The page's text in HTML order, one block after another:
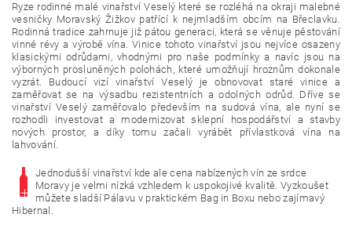
Ryze rodinné malé vinařství Veselý které se rozléhá na okraji malebné
vesničky Moravský Žižkov patřící k nejmladším obcím na Břeclavku.
Rodinná tradice zahrnuje již pátou generaci, která se věnuje pěstování
vinné révy a výrobě vína. Vinice tohoto vinařství jsou nejvíce osazeny
klasickými odrůdami, vhodnými pro naše podmínky a navíc jsou na
výborných prosluněných polohách, které umožňují hroznům dokonale
vyzrát. Budoucí vizí vinařství Veselý je obnovovat staré vinice a
zaměřovat se na výsadbu rezistentních a odolných odrůd. Dříve se
vinařství Veselý zaměřovalo především na sudová vína, ale nyní se
rozhodli investovat a modernizovat sklepní hospodářství a stavby
nových prostor, a díky tomu začali vyrábět přívlastková vína na
lahvování.
Jednodušší vinařství kde ale cena nabízených vín ze srdce
Moravy je velmi nízká vzhledem k uspokojivé kvalitě. Vyzkoušet
můžete sladší Pálavu v praktickém Bag in Boxu nebo zajímavý
Hibernal.